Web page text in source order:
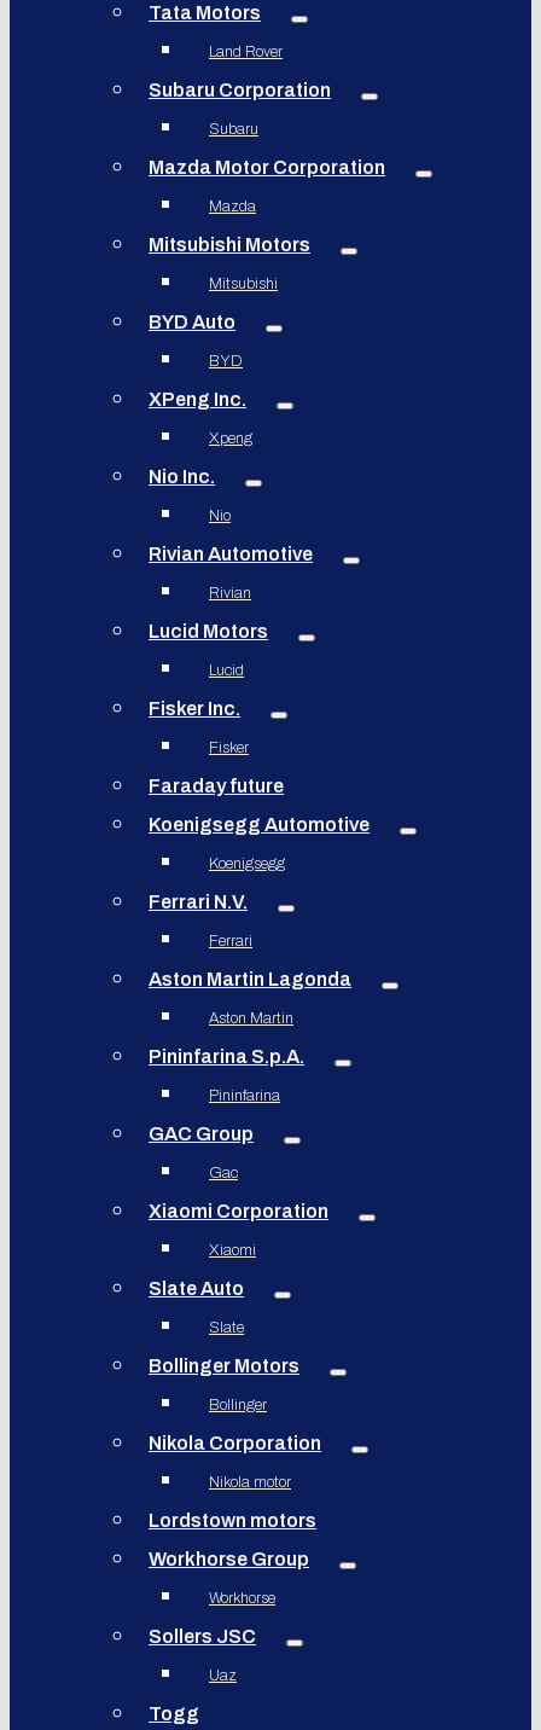
Tata Motors
Land Rover
Subaru Corporation
Subaru
Mazda Motor Corporation
Mazda
Mitsubishi Motors
Mitsubishi
BYD Auto
BYD
XPeng Inc.
Xpeng
Nio Inc.
Nio
Rivian Automotive
Rivian
Lucid Motors
Lucid
Fisker Inc.
Fisker
Faraday future
Koenigsegg Automotive
Koenigsegg
Ferrari N.V.
Ferrari
Aston Martin Lagonda
Aston Martin
Pininfarina S.p.A.
Pininfarina
GAC Group
Gac
Xiaomi Corporation
Xiaomi
Slate Auto
Slate
Bollinger Motors
Bollinger
Nikola Corporation
Nikola motor
Lordstown motors
Workhorse Group
Workhorse
Sollers JSC
Uaz
Togg